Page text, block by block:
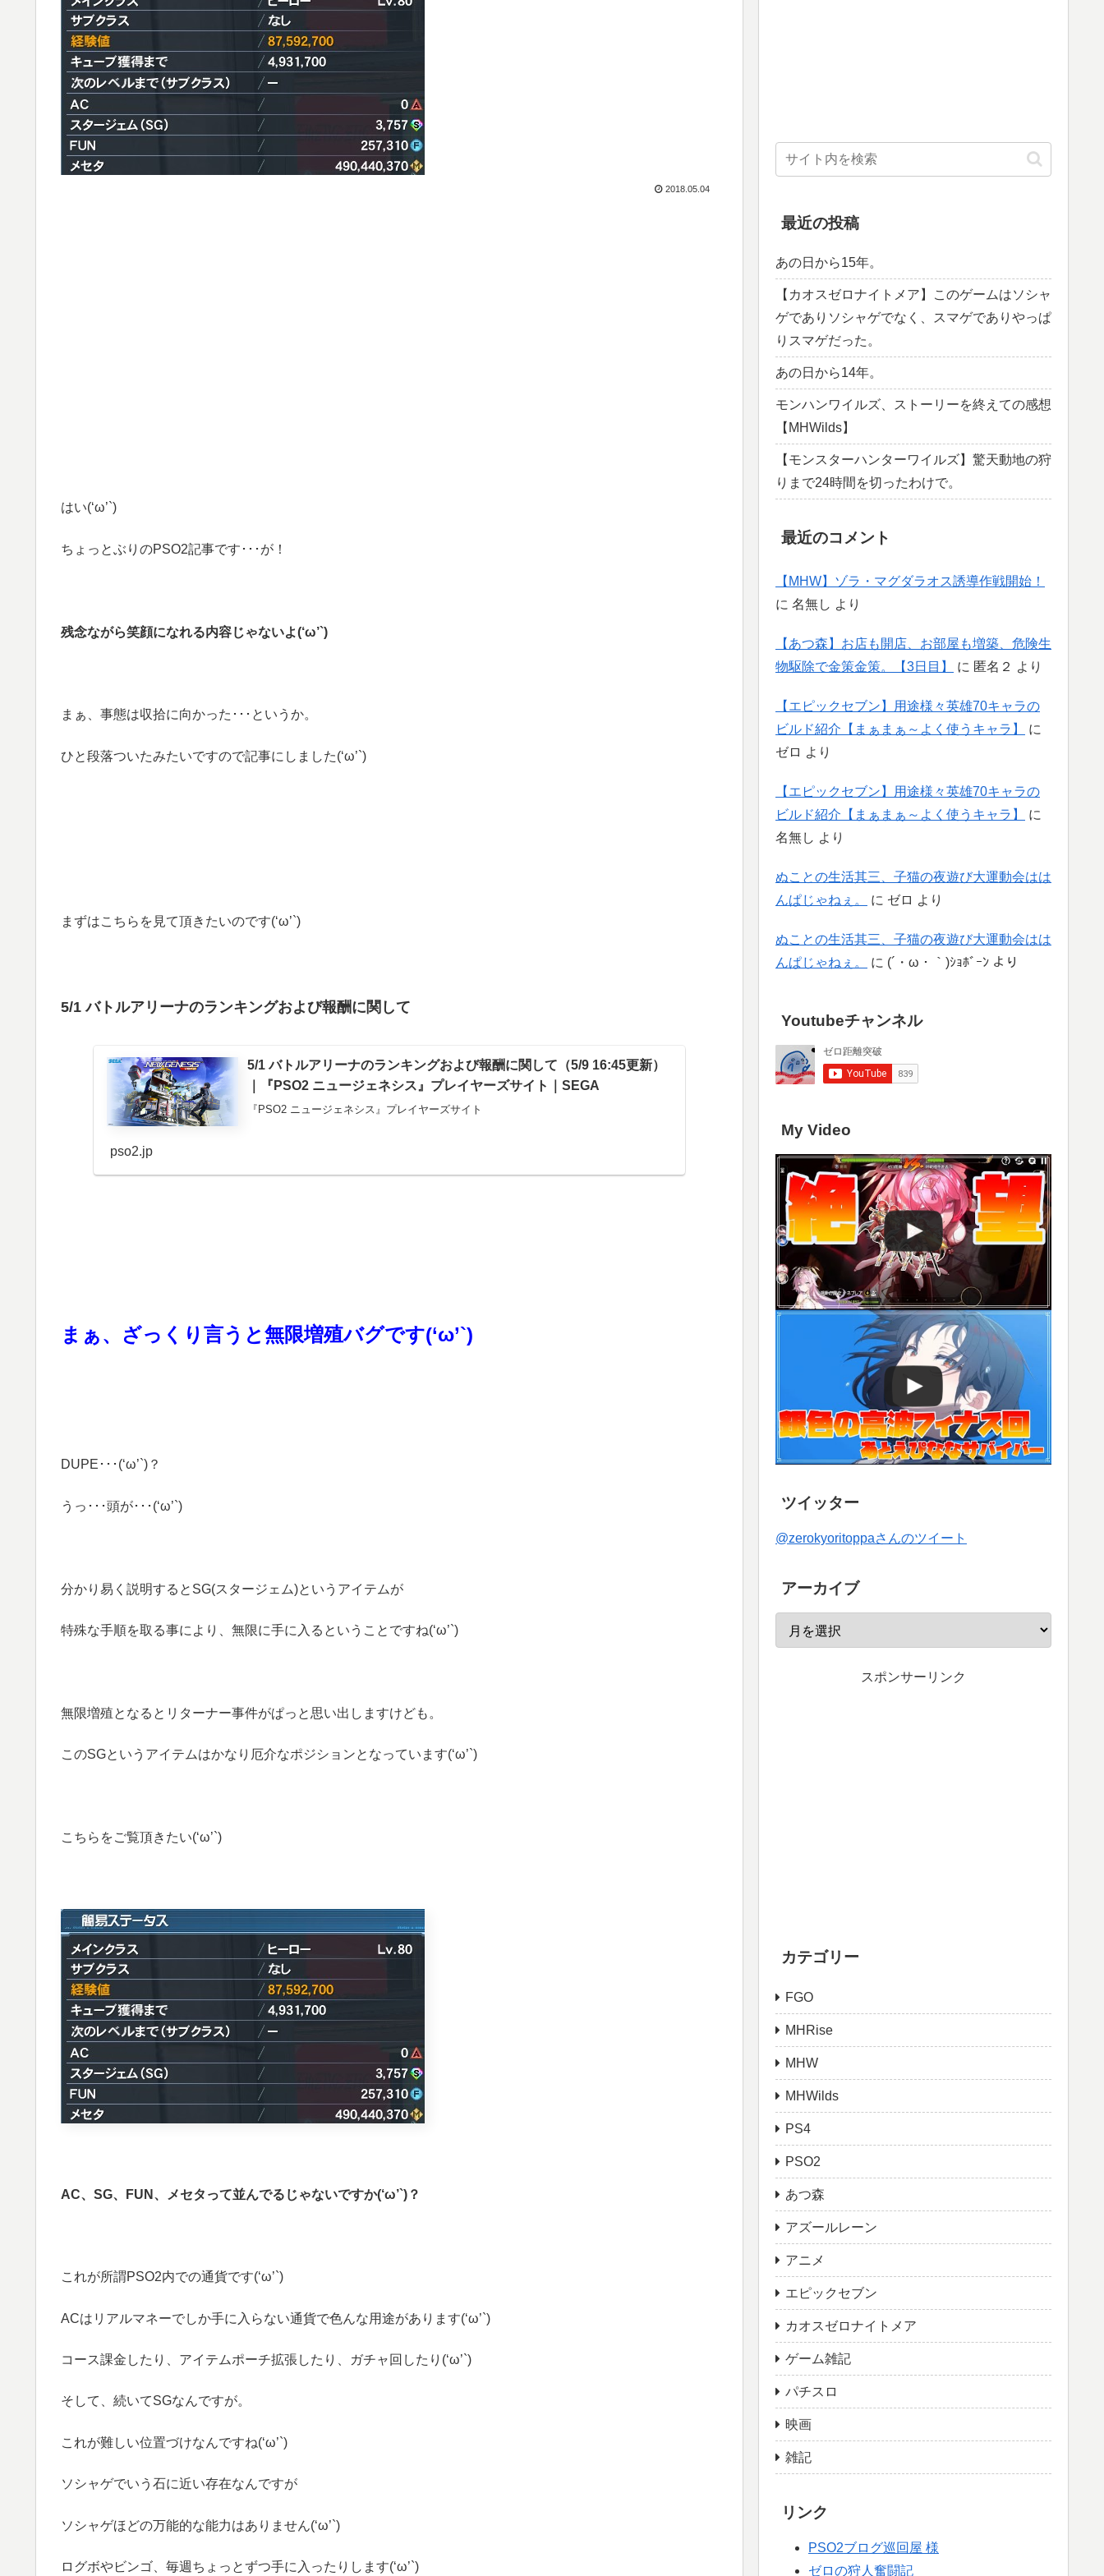
2018.05.04
はい(‘ω’`)
ちょっとぶりのPSO2記事です･･･が！
残念ながら笑顔になれる内容じゃないよ(‘ω’`)
まぁ、事態は収拾に向かった･･･というか。
ひと段落ついたみたいですので記事にしました(‘ω’`)
まずはこちらを見て頂きたいのです(‘ω’`)
5/1 バトルアリーナのランキングおよび報酬に関して
5/1 バトルアリーナのランキングおよび報酬に関して（5/9 16:45更新）
｜『PSO2 ニュージェネシス』プレイヤーズサイト｜SEGA
『PSO2 ニュージェネシス』プレイヤーズサイト
pso2.jp
まぁ、ざっくり言うと無限増殖バグです(‘ω’`)
DUPE･･･(‘ω’`)？
うっ･･･頭が･･･(‘ω’`)
分かり易く説明するとSG(スタージェム)というアイテムが
特殊な手順を取る事により、無限に手に入るということですね(‘ω’`)
無限増殖となるとリターナー事件がぱっと思い出しますけども。
このSGというアイテムはかなり厄介なポジションとなっています(‘ω’`)
こちらをご覧頂きたい(‘ω’`)
AC、SG、FUN、メセタって並んでるじゃないですか(‘ω’`)？
これが所謂PSO2内での通貨です(‘ω’`)
ACはリアルマネーでしか手に入らない通貨で色んな用途があります(‘ω’`)
コース課金したり、アイテムポーチ拡張したり、ガチャ回したり(‘ω’`)
そして、続いてSGなんですが。
これが難しい位置づけなんですね(‘ω’`)
ソシャゲでいう石に近い存在なんですが
ソシャゲほどの万能的な能力はありません(‘ω’`)
ログボやビンゴ、毎週ちょっとずつ手に入ったりします(‘ω’`)
最近の投稿
あの日から15年。
【カオスゼロナイトメア】このゲームはソシャ
ゲでありソシャゲでなく、スマゲでありやっぱ
りスマゲだった。
あの日から14年。
モンハンワイルズ、ストーリーを終えての感想
【MHWilds】
【モンスターハンターワイルズ】驚天動地の狩
りまで24時間を切ったわけで。
最近のコメント
【MHW】ゾラ・マグダラオス誘導作戦開始！
に 名無し より
【あつ森】お店も開店、お部屋も増築、危険生
物駆除で金策金策。【3日目】
に 匿名２ より
【エピックセブン】用途様々英雄70キャラの
ビルド紹介【まぁまぁ～よく使うキャラ】
に
ゼロ より
【エピックセブン】用途様々英雄70キャラの
ビルド紹介【まぁまぁ～よく使うキャラ】
に
名無し より
ぬことの生活其三、子猫の夜遊び大運動会はは
んぱじゃねぇ。
に ゼロ より
ぬことの生活其三、子猫の夜遊び大運動会はは
んぱじゃねぇ。
に (´・ω・｀)ｼｮﾎﾞｰﾝ より
Youtubeチャンネル
My Video
ツイッター
@zerokyoritoppaさんのツイート
アーカイブ
スポンサーリンク
カテゴリー
FGO
MHRise
MHW
MHWilds
PS4
PSO2
あつ森
アズールレーン
アニメ
エピックセブン
カオスゼロナイトメア
ゲーム雑記
パチスロ
映画
雑記
リンク
PSO2ブログ巡回屋 様
ゼロの狩人奮闘記